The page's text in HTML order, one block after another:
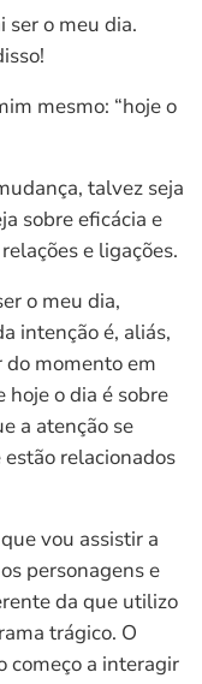
ser o meu dia.
mesmo: “hoje o
talvez seja
sobre eficácia e
e ligações.
o meu dia,
intenção é, aliás,
momento em
o dia é sobre
a atenção se
relacionados
vou assistir a
personagens e
da que utilizo
trágico. O
começo a interagir